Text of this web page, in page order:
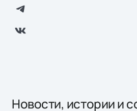
Новости, истории и